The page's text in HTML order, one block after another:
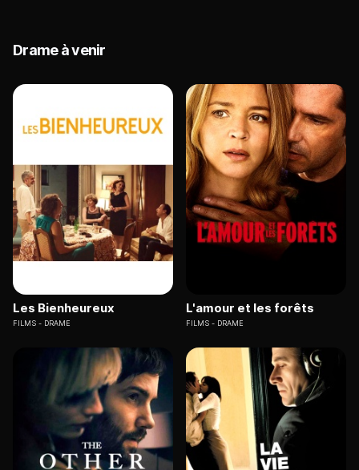
Drame à venir
Les Bienheureux
FILMS DRAME
L'amour et les forêts
FILMS DRAME